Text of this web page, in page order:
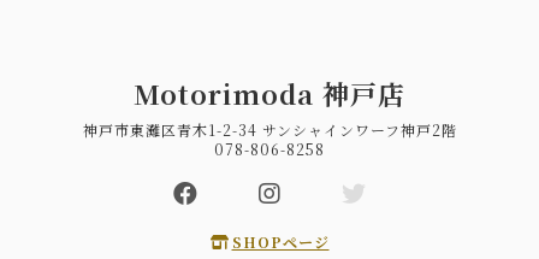
Motorimoda 神戸店
神戸市東灘区青木1-2-34 サンシャインワーフ神戸2階
078-806-8258
SHOPページ